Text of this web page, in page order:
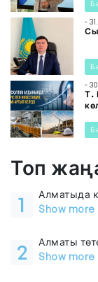
-
-
Т.
Топ
1
Алматыда
Show more
2
Алматы
Show more